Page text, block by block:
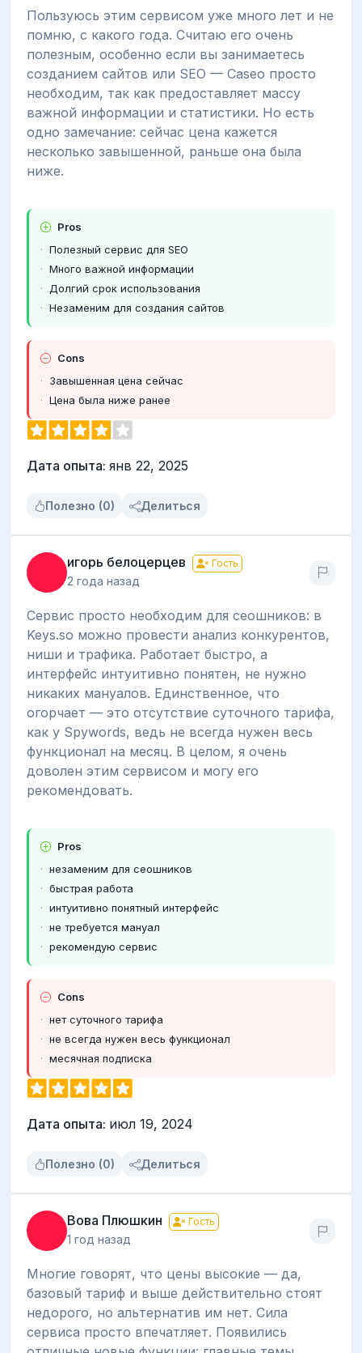
Пользуюсь этим сервисом уже много лет и не
помню, с какого года. Считаю его очень
полезным, особенно если вы занимаетесь
созданием сайтов или SEO — Caseo просто
необходим, так как предоставляет массу
важной информации и статистики. Но есть
одно замечание: сейчас цена кажется
несколько завышенной, раньше она была
ниже.
Pros
Полезный сервис для SEO
Много важной информации
Долгий срок использования
Незаменим для создания сайтов
Cons
Завышенная цена сейчас
Цена была ниже ранее
Дата опыта: янв 22, 2025
Полезно (0) Делиться
игорь белоцерцев Гость
2 года назад
Сервис просто необходим для сеошников: в
Keys.so можно провести анализ конкурентов,
ниши и трафика. Работает быстро, а
интерфейс интуитивно понятен, не нужно
никаких мануалов. Единственное, что
огорчает — это отсутствие суточного тарифа,
как у Spywords, ведь не всегда нужен весь
функционал на месяц. В целом, я очень
доволен этим сервисом и могу его
рекомендовать.
Pros
незаменим для сеошников
быстрая работа
интуитивно понятный интерфейс
не требуется мануал
рекомендую сервис
Cons
нет суточного тарифа
не всегда нужен весь функционал
месячная подписка
Дата опыта: июл 19, 2024
Полезно (0) Делиться
Вова Плюшкин Гость
1 год назад
Многие говорят, что цены высокие — да,
базовый тариф и выше действительно стоят
недорого, но альтернатив им нет. Сила
сервиса просто впечатляет. Появились